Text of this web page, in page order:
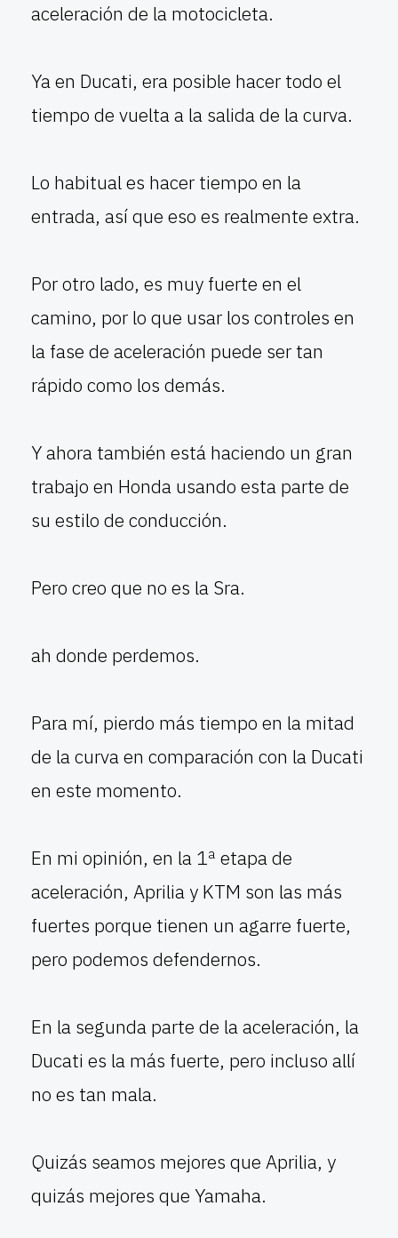
aceleración de la motocicleta.
Ya en Ducati, era posible hacer todo el
tiempo de vuelta a la salida de la curva.
Lo habitual es hacer tiempo en la
entrada, así que eso es realmente extra.
Por otro lado, es muy fuerte en el
camino, por lo que usar los controles en
la fase de aceleración puede ser tan
rápido como los demás.
Y ahora también está haciendo un gran
trabajo en Honda usando esta parte de
su estilo de conducción.
Pero creo que no es la Sra.
ah donde perdemos.
Para mí, pierdo más tiempo en la mitad
de la curva en comparación con la Ducati
en este momento.
En mi opinión, en la 1ª etapa de
aceleración, Aprilia y KTM son las más
fuertes porque tienen un agarre fuerte,
pero podemos defendernos.
En la segunda parte de la aceleración, la
Ducati es la más fuerte, pero incluso allí
no es tan mala.
Quizás seamos mejores que Aprilia, y
quizás mejores que Yamaha.